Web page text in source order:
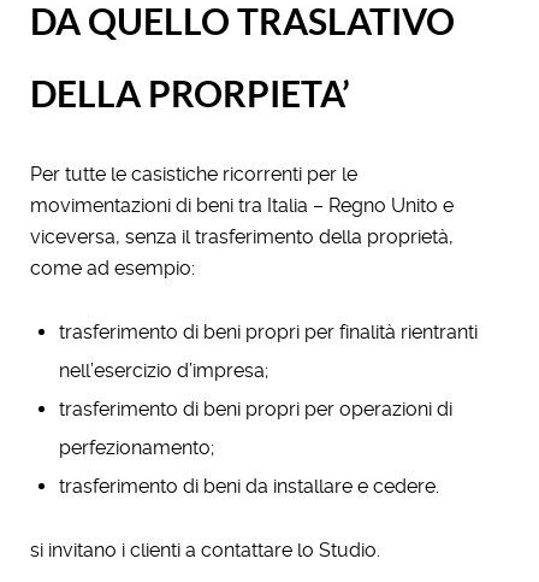
DA QUELLO TRASLATIVO
DELLA PRORPIETA’
Per tutte le casistiche ricorrenti per le
movimentazioni di beni tra Italia – Regno Unito e
viceversa, senza il trasferimento della proprietà,
come ad esempio:
trasferimento di beni propri per finalità rientranti
nell’esercizio d’impresa;
trasferimento di beni propri per operazioni di
perfezionamento;
trasferimento di beni da installare e cedere.
si invitano i clienti a contattare lo Studio.